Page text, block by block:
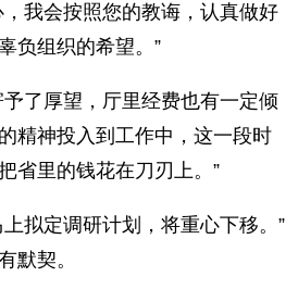
我会按照您的教诲，认真做好
负组织的希望。”
了厚望，厅里经费也有一定倾
精神投入到工作中，这一段时
省里的钱花在刀刃上。”
拟定调研计划，将重心下移。”
默契。